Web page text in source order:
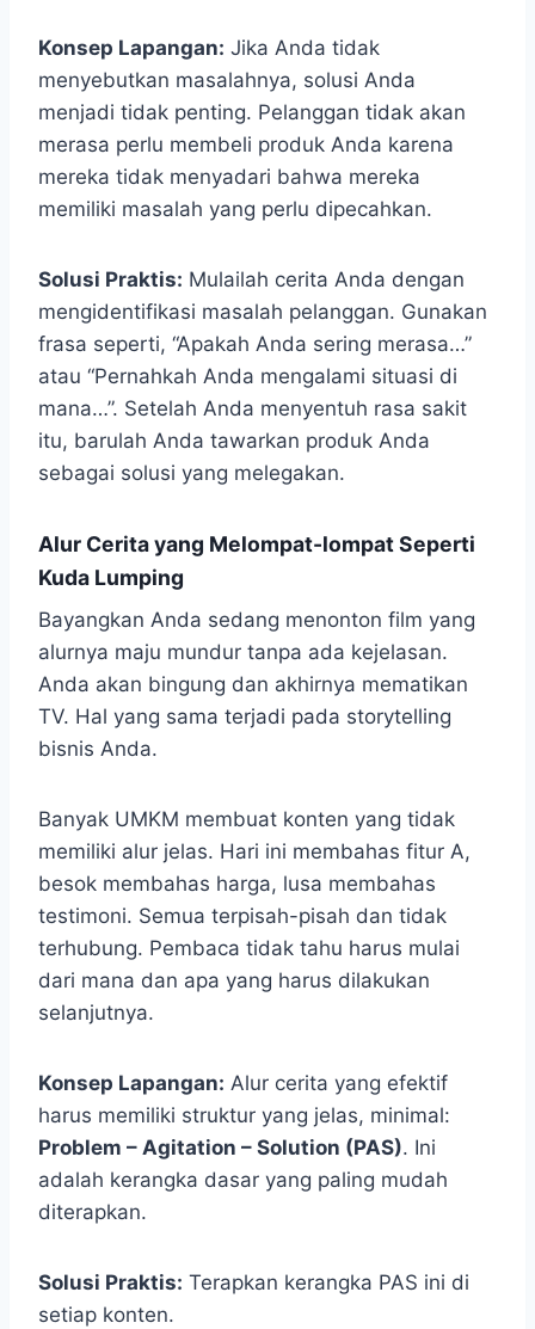
Konsep Lapangan: Jika Anda tidak
menyebutkan masalahnya, solusi Anda
menjadi tidak penting. Pelanggan tidak akan
merasa perlu membeli produk Anda karena
mereka tidak menyadari bahwa mereka
memiliki masalah yang perlu dipecahkan.
Solusi Praktis: Mulailah cerita Anda dengan
mengidentifikasi masalah pelanggan. Gunakan
frasa seperti, “Apakah Anda sering merasa…”
atau “Pernahkah Anda mengalami situasi di
mana…”. Setelah Anda menyentuh rasa sakit
itu, barulah Anda tawarkan produk Anda
sebagai solusi yang melegakan.
Alur Cerita yang Melompat-lompat Seperti
Kuda Lumping
Bayangkan Anda sedang menonton film yang
alurnya maju mundur tanpa ada kejelasan.
Anda akan bingung dan akhirnya mematikan
TV. Hal yang sama terjadi pada storytelling
bisnis Anda.
Banyak UMKM membuat konten yang tidak
memiliki alur jelas. Hari ini membahas fitur A,
besok membahas harga, lusa membahas
testimoni. Semua terpisah-pisah dan tidak
terhubung. Pembaca tidak tahu harus mulai
dari mana dan apa yang harus dilakukan
selanjutnya.
Konsep Lapangan: Alur cerita yang efektif
harus memiliki struktur yang jelas, minimal:
Problem – Agitation – Solution (PAS). Ini
adalah kerangka dasar yang paling mudah
diterapkan.
Solusi Praktis: Terapkan kerangka PAS ini di
setiap konten.